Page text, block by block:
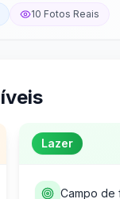
10 Fotos Reais
Lazer
Campo de